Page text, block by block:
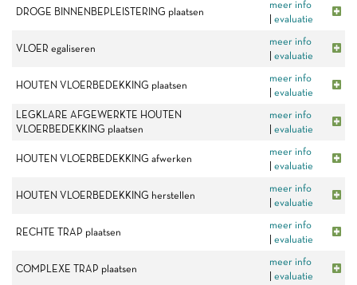
DROGE BINNENBEPLEISTERING plaatsen
meer info
evaluatie
VLOER egaliseren
meer info
evaluatie
HOUTEN VLOERBEDEKKING plaatsen
meer info
evaluatie
LEGKLARE AFGEWERKTE HOUTEN
VLOERBEDEKKING plaatsen
meer info
evaluatie
HOUTEN VLOERBEDEKKING afwerken
meer info
evaluatie
HOUTEN VLOERBEDEKKING herstellen
meer info
evaluatie
RECHTE TRAP plaatsen
meer info
evaluatie
COMPLEXE TRAP plaatsen
meer info
evaluatie